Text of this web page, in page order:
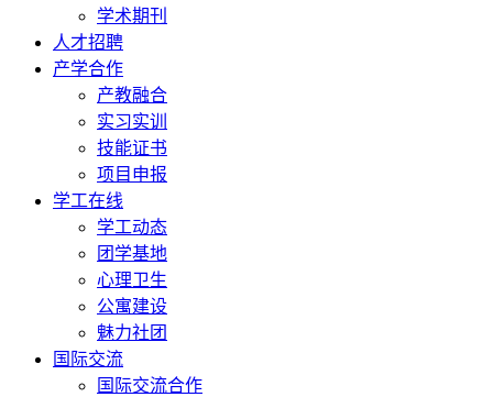
学术期刊
人才招聘
产学合作
产教融合
实习实训
技能证书
项目申报
学工在线
学工动态
团学基地
心理卫生
公寓建设
魅力社团
国际交流
国际交流合作